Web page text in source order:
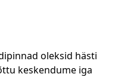
oleksid hästi
keskendume iga